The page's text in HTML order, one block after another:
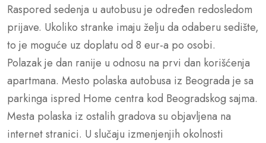
Raspored sedenja u autobusu je određen redosledom
prijave. Ukoliko stranke imaju želju da odaberu sedište,
to je moguće uz doplatu od 8 eur-a po osobi.
Polazak je dan ranije u odnosu na prvi dan korišćenja
apartmana. Mesto polaska autobusa iz Beograda je sa
parkinga ispred Home centra kod Beogradskog sajma.
Mesta polaska iz ostalih gradova su objavljena na
internet stranici. U slučaju izmenjenjih okolnosti